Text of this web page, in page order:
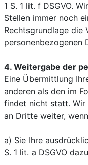
1 S. 1 lit. f DSGVO.
Stellen immer noch
Rechtsgrundlage die
4. Weitergabe der
Eine Übermittlung
anderen als den im
findet nicht statt. Wir
an Dritte weiter,
a) Sie Ihre
S. 1 lit. a DSGVO